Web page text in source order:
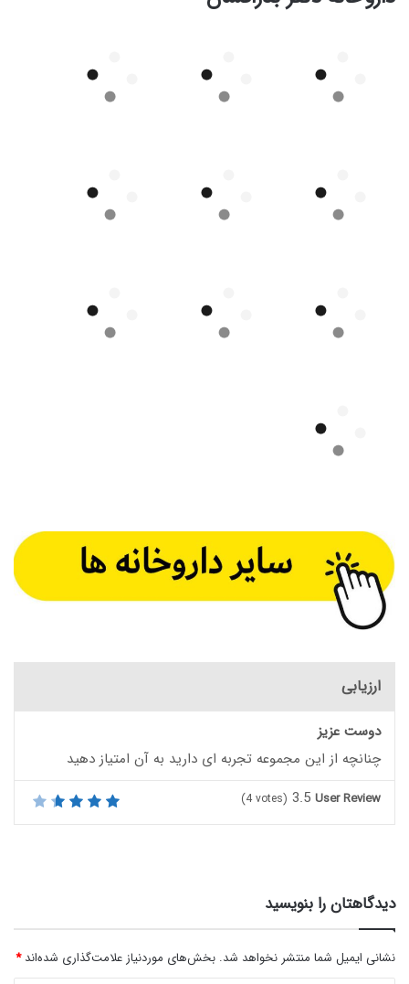
دوست عزیز
چنانچه از این مجموعه تجربه ای دارید به آن امتیاز دهید
User Review
3.5
(4 votes)
نشانی ایمیل شما منتشر نخواهد شد.بخش‌های موردنیاز علامت‌گذاری شده‌اند*
د